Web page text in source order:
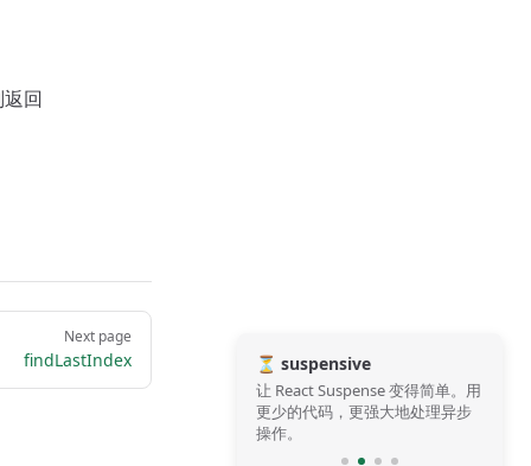
回
Next page
findLastIndex ⏳ suspensive
让 React Suspense 变得简单。用
更少的代码，更强大地处理异步
操作。